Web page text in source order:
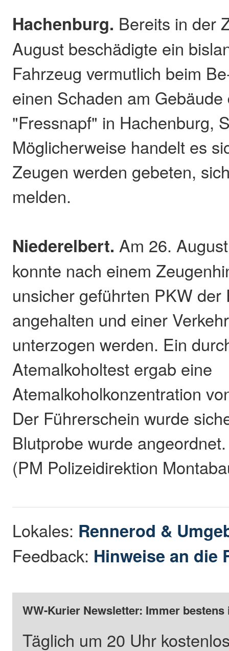
Hachenburg. Bereits in der
August beschädigte ein
Fahrzeug vermutlich beim
einen Schaden am
"Fressnapf" in Hachenburg,
Möglicherweise handelt es
Zeugen werden gebeten,
melden.
Niederelbert. Am 26.
konnte nach einem
unsicher geführten PKW der
angehalten und einer
unterzogen werden. Ein
Atemalkoholtest ergab eine
Atemalkoholkonzentration
Der Führerschein wurde
Blutprobe wurde angeordnet.
(PM Polizeidirektion
Lokales: Rennerod &
Feedback: Hinweise an die
WW-Kurier Newsletter: Immer
Täglich um 20 Uhr